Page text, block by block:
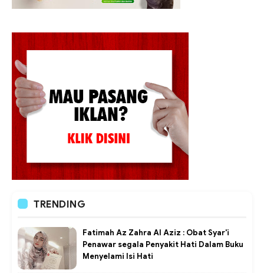
TRENDING
Fatimah Az Zahra Al Aziz : Obat Syar'i
Penawar segala Penyakit Hati Dalam Buku
Menyelami Isi Hati